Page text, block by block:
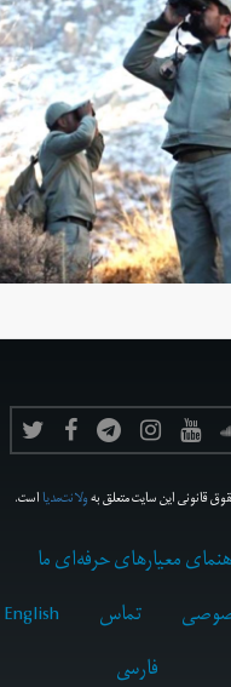
قانونی این سایت متعلق بهولانت‌مدیااست.
معیارهای حرفه‌ای ما
تماس English
فارسى